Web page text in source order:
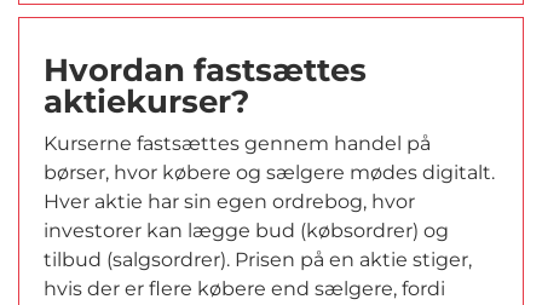
Hvordan fastsættes
aktiekurser?
Kurserne fastsættes gennem handel på
børser, hvor købere og sælgere mødes digitalt.
Hver aktie har sin egen ordrebog, hvor
investorer kan lægge bud (købsordrer) og
tilbud (salgsordrer). Prisen på en aktie stiger,
hvis der er flere købere end sælgere, fordi